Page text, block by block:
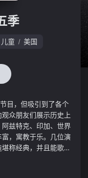
季
儿童 / 美国
目，但吸引到了各个
众朋友们展示历史上
兹特克、印加、世界
，寓教于乐。几位演
称经典，并且能歌善
学问高”。《糟糕历